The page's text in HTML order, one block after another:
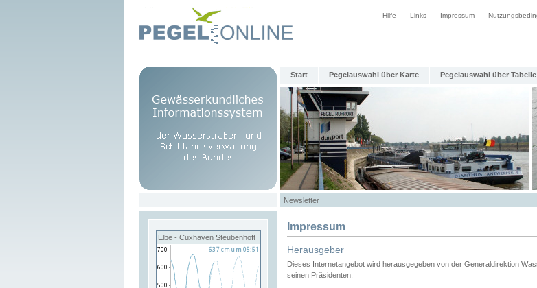
Hilfe Links Impressum
Start Pegelauswahl über Karte Pegelauswahl über Tabelle
Newsletter
Elbe - Cuxhaven Steubenhöft
Impressum
Herausgeber
Dieses Internetangebot wird herausgegeben von der Generaldirektion
seinen Präsidenten.